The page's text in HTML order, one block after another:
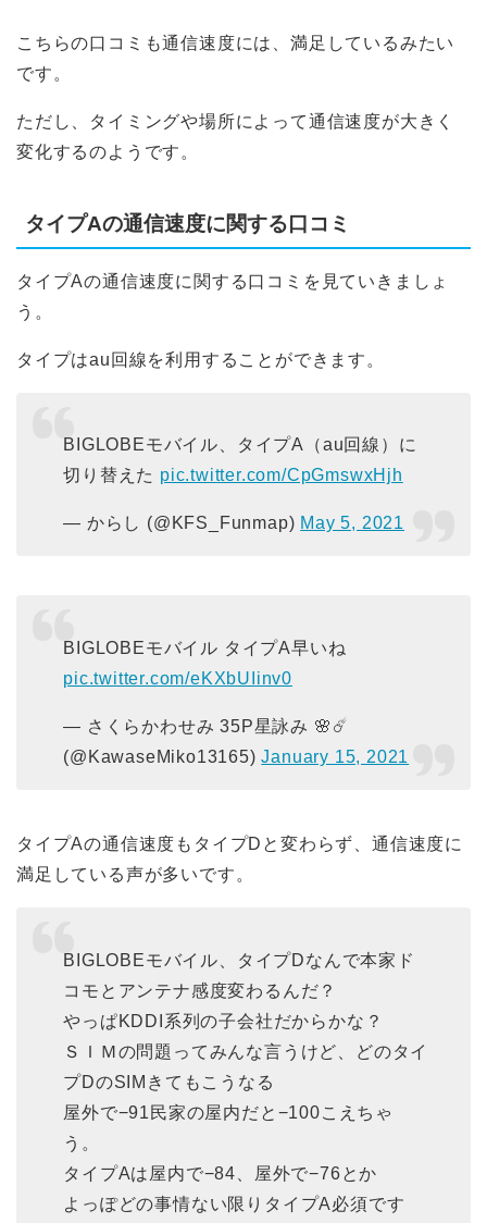
こちらの口コミも通信速度には、満足しているみたい
です。
ただし、タイミングや場所によって通信速度が大きく
変化するのようです。
タイプAの通信速度に関する口コミ
タイプAの通信速度に関する口コミを見ていきましょ
う。
タイプはau回線を利用することができます。
BIGLOBEモバイル、タイプA（au回線）に
切り替えた pic.twitter.com/CpGmswxHjh
— からし (@KFS_Funmap) May 5, 2021
BIGLOBEモバイル タイプA早いね
pic.twitter.com/eKXbUIinv0
— さくらかわせみ 35P星詠み 🌸☄️
(@KawaseMiko13165)January 15, 2021
タイプAの通信速度もタイプDと変わらず、通信速度に
満足している声が多いです。
BIGLOBEモバイル、タイプDなんで本家ド
コモとアンテナ感度変わるんだ？
やっぱKDDI系列の子会社だからかな？
ＳＩＭの問題ってみんな言うけど、どのタイ
プDのSIMきてもこうなる
屋外で−91民家の屋内だと−100こえちゃ
う。
タイプAは屋内で−84、屋外で−76とか
よっぽどの事情ない限りタイプA必須です